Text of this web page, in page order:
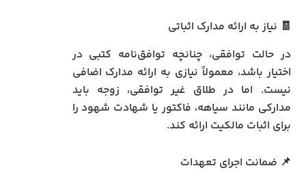
🧾 نیاز به ارائه مدارک اثباتی
در حالت توافقی، چنانچه توافق‌نامه کتبی در
اختیار باشد، معمولاً نیازی به ارائه مدارک اضافی
نیست. اما در طلاق غیر توافقی، زوجه باید
مدارکی مانند سیاهه، فاکتور یا شهادت شهود را
برای اثبات مالکیت ارائه کند.
📌 ضمانت اجرای تعهدات